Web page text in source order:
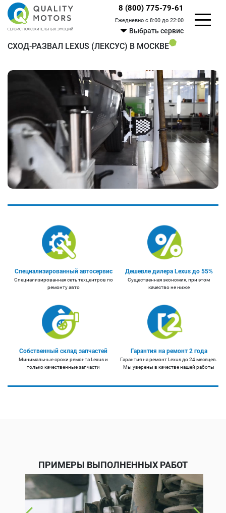
8 (800) 775-79-61
Ежедневно с 8:00 до 22:00
Выбрать сервис
СХОД-РАЗВАЛ LEXUS (ЛЕКСУС) В МОСКВЕ
Специализированный автосервис
Специализированная сеть техцентров по
ремонту авто
Дешевле дилера Lexus до 55%
Существенная экономия, при этом
качество не ниже
Собственный склад запчастей
Минимальные сроки ремонта Lexus и
только качественные запчасти
Гарантия на ремонт 2 года
Гарантия на ремонт Lexus до 24 месяцев.
Мы уверены в качестве нашей работы
ПРИМЕРЫ ВЫПОЛНЕННЫХ РАБОТ